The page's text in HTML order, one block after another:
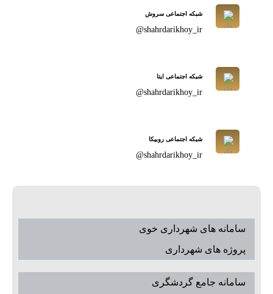
شبکه اجتماعی سروش
shahrdarikhoy_ir@
شبکه اجتماعی ایتا
shahrdarikhoy_ir@
شبکه اجتماعی روبیکا
shahrdarikhoy_ir@
سامانه های شهرداری خوی
پروژه های شهرداری
سامانه جامع گردشگری